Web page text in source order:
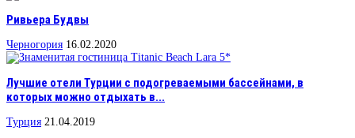
Ривьера Будвы
Черногория 16.02.2020
Лучшие отели Турции с подогреваемыми бассейнами, в
которых можно отдыхать в...
Турция 21.04.2019